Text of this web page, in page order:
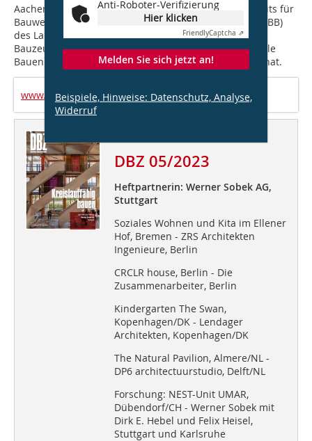
Aachen und war Gründungsdirektor des Landesinstituts für
Bauwesen und angewandte Bauschadensforschung (LBB)
des Landes NRW. Ihm und seinem Team haben wir
Bauzeugnisse einer Zeit zu verdanken, die das rationale
Bauen mit Architekturgestaltung zusammen gedacht hat.
www.blb.nrw.de
DBZ 05/2023
Heftpartnerin: Werner Sobek AG,
Stuttgart
Soziales Wohnen und Kita im Ellener
Hof, Bremen - ZRS Architekten
Ingenieure, Berlin
CRCLR house, Berlin - Die
Zusammenarbeiter, Berlin
Kindergarten The Swan,
Kopenhagen/DK - Lendager
Architekten, Kopenhagen/DK
The Natural Pavilion, Almere/NL -
DP6 architectuurstudio, Delft/NL
Forschung: NEST-Unit UMAR,
Dübendorf/CH - Werner Sobek mit
Dirk E. Hebel und Felix Heisel,
Stuttgart und Karlsruhe
Anti-Roboter-Verifizierung
Hier klicken
FriendlyCaptcha ⇗
Melden Sie sich jetzt an!
Beispiele, Hinweise: Datenschutz, Analyse,
Widerruf